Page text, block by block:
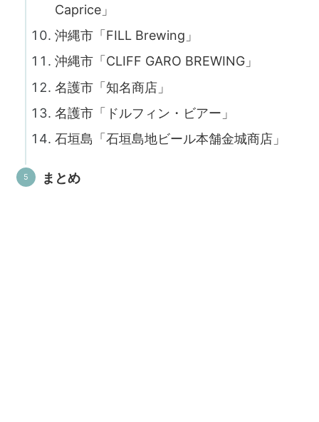
Caprice」
沖縄市「FILL Brewing」
沖縄市「CLIFF GARO BREWING」
名護市「知名商店」
名護市「ドルフィン・ビアー」
石垣島「石垣島地ビール本舗金城商店」
まとめ